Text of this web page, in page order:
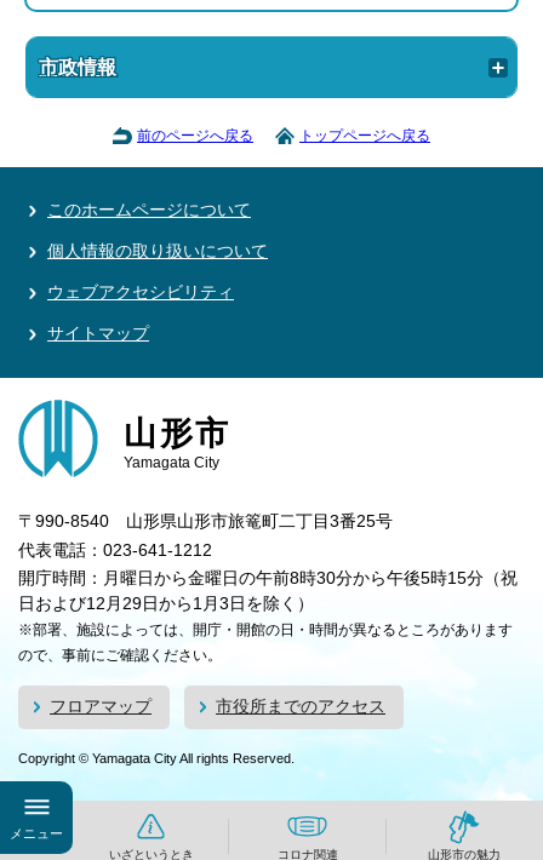
市政情報
前のページへ戻る トップページへ戻る
メニュー
いざというとき コロナ関連 山形市の魅力
このホームページについて
個人情報の取り扱いについて
ウェブアクセシビリティ
サイトマップ
山形市
Yamagata City
〒990-8540 山形県山形市旅篭町二丁目3番25号
代表電話：023-641-1212
開庁時間：月曜日から金曜日の午前8時30分から午後5時15分（祝
日および12月29日から1月3日を除く）
※部署、施設によっては、開庁・開館の日・時間が異なるところがあります
ので、事前にご確認ください。
フロアマップ 市役所までのアクセス
Copyright © Yamagata City All rights Reserved.